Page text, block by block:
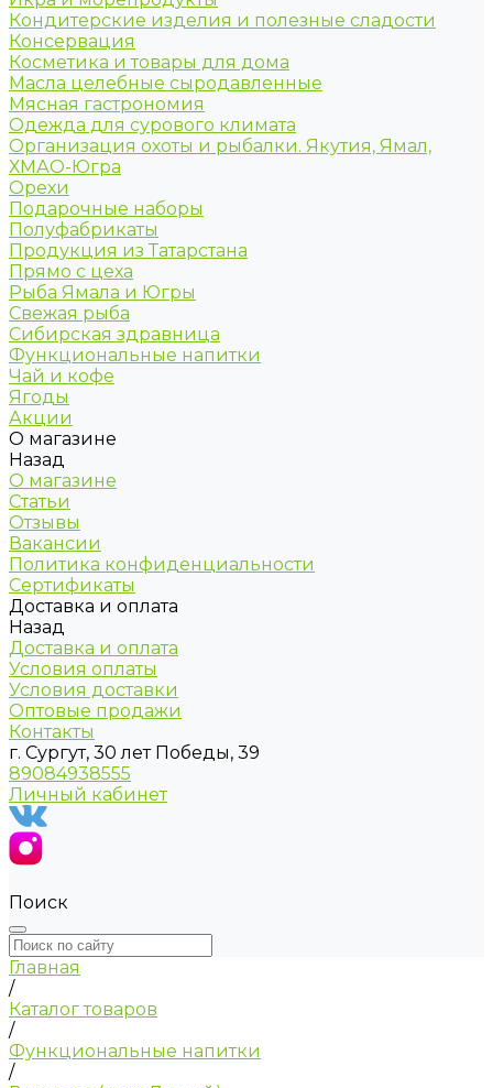
Кондитерские изделия и полезные сладости
Консервация
Косметика и товары для дома
Масла целебные сыродавленные
Мясная гастрономия
Одежда для сурового климата
Организация охоты и рыбалки. Якутия, Ямал,
ХМАО-Югра
Орехи
Подарочные наборы
Полуфабрикаты
Продукция из Татарстана
Прямо с цеха
Рыба Ямала и Югры
Свежая рыба
Сибирская здравница
Функциональные напитки
Чай и кофе
Ягоды
Акции
О магазине
Назад
О магазине
Статьи
Отзывы
Вакансии
Политика конфиденциальности
Сертификаты
Доставка и оплата
Назад
Доставка и оплата
Условия оплаты
Условия доставки
Оптовые продажи
Контакты
г. Сургут, 30 лет Победы, 39
89084938555
Личный кабинет
Поиск
Главная
/
Каталог товаров
/
Функциональные напитки
/